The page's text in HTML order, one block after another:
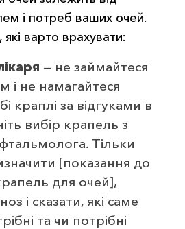
і потреб ваших очей.
варто врахувати:
— не займайтеся
і не намагайтеся
краплі за відгуками в
вибір крапель з
Тільки
[показання до
для очей],
і сказати, які саме
та чи потрібні